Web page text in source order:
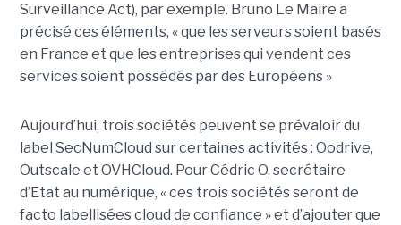
Surveillance Act), par exemple. Bruno Le Maire a
précisé ces éléments, « que les serveurs soient basés
en France et que les entreprises qui vendent ces
services soient possédés par des Européens »
Aujourd’hui, trois sociétés peuvent se prévaloir du
label SecNumCloud sur certaines activités : Oodrive,
Outscale et OVHCloud. Pour Cédric O, secrétaire
d’Etat au numérique, « ces trois sociétés seront de
facto labellisées cloud de confiance » et d’ajouter que